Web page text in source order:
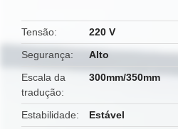
Tensão
220 V
Segurança
Alto
Escala da
tradução
300mm/350mm
Estabilidade
Estável